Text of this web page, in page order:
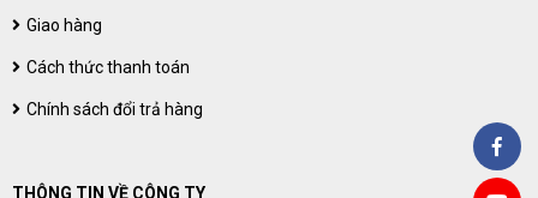
Giao hàng
Cách thức thanh toán
Chính sách đổi trả hàng
THÔNG TIN VỀ CÔNG TY